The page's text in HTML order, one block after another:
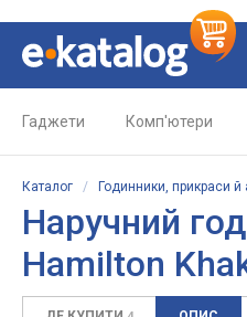
Гаджети Комп'ютери
Каталог / Годинники, прикраси й
Наручний
Hamilton